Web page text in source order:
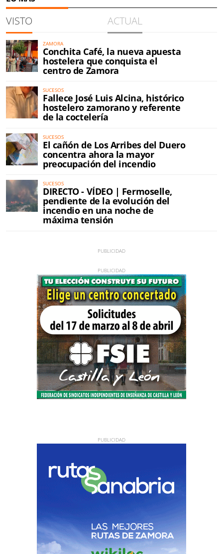
VISTO ACTUAL
ZAMORA
Conchita Café, la nueva apuesta
hostelera que conquista el
centro de Zamora
SUCESOS
Fallece José Luis Alcina, histórico
hostelero zamorano y referente
de la coctelería
SUCESOS
El cañón de Los Arribes del Duero
concentra ahora la mayor
preocupación del incendio
SUCESOS
DIRECTO - VÍDEO | Fermoselle,
pendiente de la evolución del
incendio en una noche de
máxima tensión